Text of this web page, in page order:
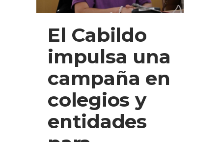
El Cabildo
impulsa una
campaña en
colegios y
entidades